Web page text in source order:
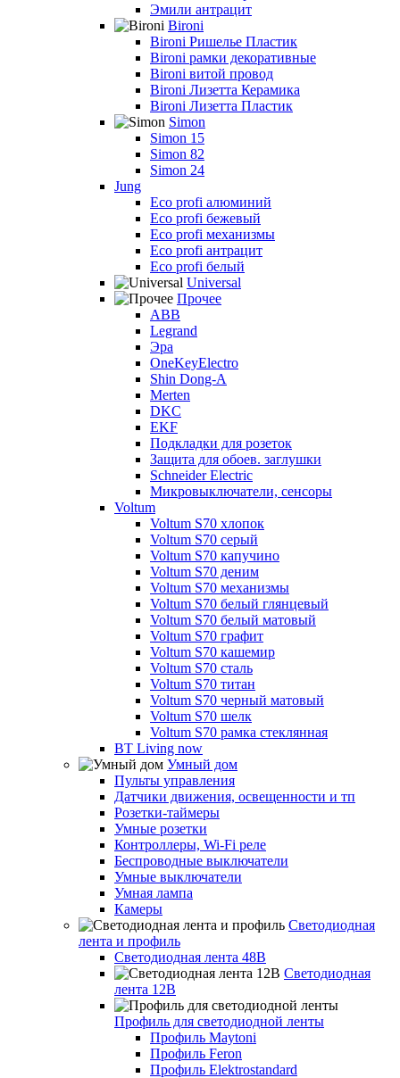
Эмили антрацит
Bironi
Bironi Ришелье Пластик
Bironi рамки декоративные
Bironi витой провод
Bironi Лизетта Керамика
Bironi Лизетта Пластик
Simon
Simon 15
Simon 82
Simon 24
Jung
Eco profi алюминий
Eco profi бежевый
Eco profi механизмы
Eco profi антрацит
Eco profi белый
Universal
Прочее
ABB
Legrand
Эра
OneKeyElectro
Shin Dong-A
Merten
DKC
EKF
Подкладки для розеток
Защита для обоев. заглушки
Schneider Electric
Микровыключатели, сенсоры
Voltum
Voltum S70 хлопок
Voltum S70 серый
Voltum S70 капучино
Voltum S70 деним
Voltum S70 механизмы
Voltum S70 белый глянцевый
Voltum S70 белый матовый
Voltum S70 графит
Voltum S70 кашемир
Voltum S70 сталь
Voltum S70 титан
Voltum S70 черный матовый
Voltum S70 шелк
Voltum S70 рамка стеклянная
BT Living now
Умный дом
Пульты управления
Датчики движения, освещенности и тп
Розетки-таймеры
Умные розетки
Контроллеры, Wi-Fi реле
Беспроводные выключатели
Умные выключатели
Умная лампа
Камеры
Светодиодная
лента и профиль
Светодиодная лента 48В
Светодиодная
лента 12В
Профиль для светодиодной ленты
Профиль Maytoni
Профиль Feron
Профиль Elektrostandard